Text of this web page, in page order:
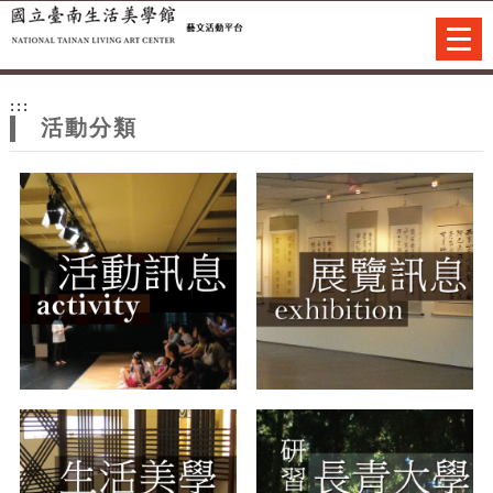
站
主
題
跳到主要內容
網站導覽
:::
活動分類